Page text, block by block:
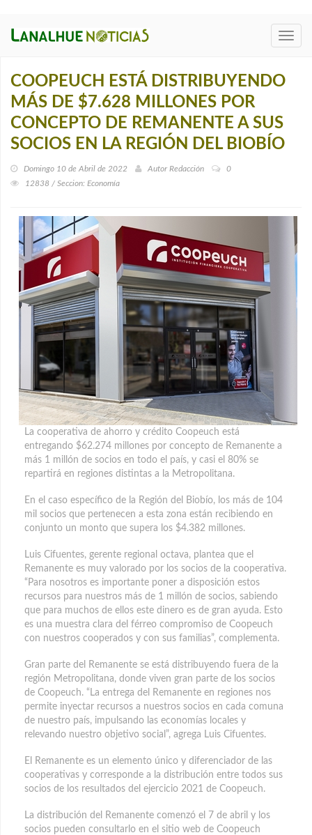
COOPEUCH ESTÁ DISTRIBUYENDO
MÁS DE $7.628 MILLONES POR
CONCEPTO DE REMANENTE A SUS
SOCIOS EN LA REGIÓN DEL BIOBÍO
Domingo 10 de Abril de 2022 Autor Redacción
0
12838 / Seccion: Economía
La cooperativa de ahorro y crédito Coopeuch está
entregando $62.274 millones por concepto de Remanente a
más 1 millón de socios en todo el país, y casi el 80% se
repartirá en regiones distintas a la Metropolitana.
En el caso específico de la Región del Biobío, los más de 104
mil socios que pertenecen a esta zona están recibiendo en
conjunto un monto que supera los $4.382 millones.
Luis Cifuentes, gerente regional octava, plantea que el
Remanente es muy valorado por los socios de la cooperativa.
“Para nosotros es importante poner a disposición estos
recursos para nuestros más de 1 millón de socios, sabiendo
que para muchos de ellos este dinero es de gran ayuda. Esto
es una muestra clara del férreo compromiso de Coopeuch
con nuestros cooperados y con sus familias”, complementa.
Gran parte del Remanente se está distribuyendo fuera de la
región Metropolitana, donde viven gran parte de los socios
de Coopeuch. “La entrega del Remanente en regiones nos
permite inyectar recursos a nuestros socios en cada comuna
de nuestro país, impulsando las economías locales y
relevando nuestro objetivo social”, agrega Luis Cifuentes.
El Remanente es un elemento único y diferenciador de las
cooperativas y corresponde a la distribución entre todos sus
socios de los resultados del ejercicio 2021 de Coopeuch.
La distribución del Remanente comenzó el 7 de abril y los
socios pueden consultarlo en el sitio web de Coopeuch